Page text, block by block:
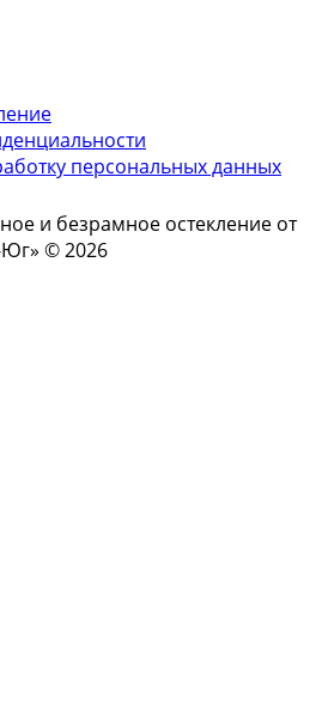
персональных данных
и безрамное остекление от
© 2026